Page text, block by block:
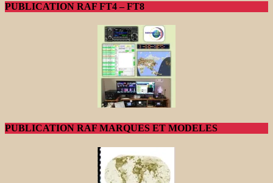
PUBLICATION RAF FT4 – FT8
PUBLICATION RAF MARQUES ET MODELES